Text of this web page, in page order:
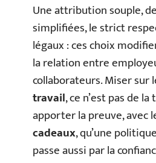
Une attribution souple,
simplifiées, le strict
légaux : ces choix
la relation entre
collaborateurs. Miser sur
travail, ce n’est pas de
apporter la preuve, avec
cadeaux, qu’une
passe aussi par la